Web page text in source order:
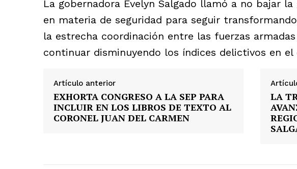
La gobernadora Evelyn Salgado llamó a no bajar
en materia de seguridad para seguir
la estrecha coordinación entre las fuerzas
continuar disminuyendo los índices delictivos en el
Artículo anterior
EXHORTA CONGRESO A LA SEP PARA
INCLUIR EN LOS LIBROS DE TEXTO AL
CORONEL JUAN DEL CARMEN
LA